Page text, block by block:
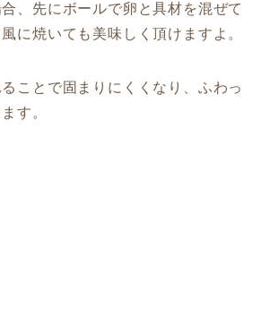
、先にボールで卵と具材を混ぜて
に焼いても美味しく頂けますよ。
ことで固まりにくくなり、ふわっ
す。